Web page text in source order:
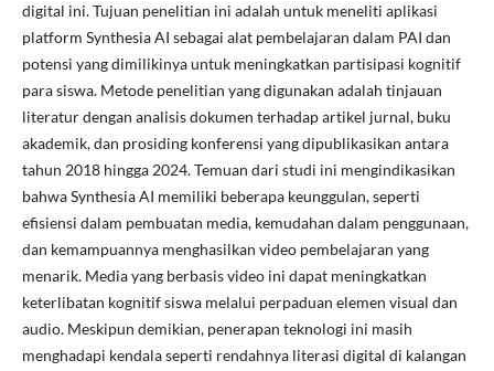
digital ini. Tujuan penelitian ini adalah untuk meneliti aplikasi
platform Synthesia AI sebagai alat pembelajaran dalam PAI dan
potensi yang dimilikinya untuk meningkatkan partisipasi kognitif
para siswa. Metode penelitian yang digunakan adalah tinjauan
literatur dengan analisis dokumen terhadap artikel jurnal, buku
akademik, dan prosiding konferensi yang dipublikasikan antara
tahun 2018 hingga 2024. Temuan dari studi ini mengindikasikan
bahwa Synthesia AI memiliki beberapa keunggulan, seperti
efisiensi dalam pembuatan media, kemudahan dalam penggunaan,
dan kemampuannya menghasilkan video pembelajaran yang
menarik. Media yang berbasis video ini dapat meningkatkan
keterlibatan kognitif siswa melalui perpaduan elemen visual dan
audio. Meskipun demikian, penerapan teknologi ini masih
menghadapi kendala seperti rendahnya literasi digital di kalangan